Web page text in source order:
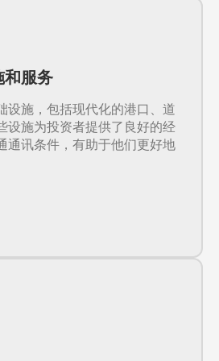
和服务
设施，包括现代化的港口、道
设施为投资者提供了良好的经
通讯条件，有助于他们更好地